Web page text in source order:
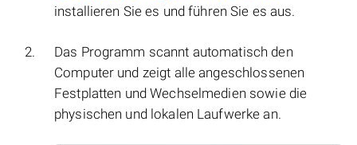
installieren Sie es und führen Sie es aus.
Das Programm scannt automatisch den
Computer und zeigt alle angeschlossenen
Festplatten und Wechselmedien sowie die
physischen und lokalen Laufwerke an.